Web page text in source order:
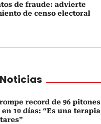
de fraude: advierte
de censo electoral
record de 96 pitones
10 días: “Es una terapia